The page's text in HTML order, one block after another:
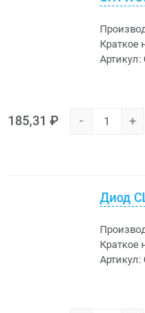
Краткое
Артикул:
185,31 ₽ - +
Диод
Краткое
Артикул: